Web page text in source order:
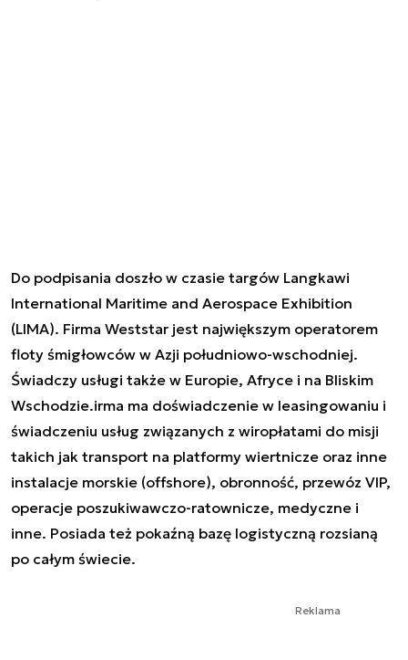
Do podpisania doszło w czasie targów Langkawi
International Maritime and Aerospace Exhibition
(LIMA). Firma Weststar jest największym operatorem
floty śmigłowców w Azji południowo-wschodniej.
Świadczy usługi także w Europie, Afryce i na Bliskim
Wschodzie.irma ma doświadczenie w leasingowaniu i
świadczeniu usług związanych z wiropłatami do misji
takich jak transport na platformy wiertnicze oraz inne
instalacje morskie (offshore), obronność, przewóz VIP,
operacje poszukiwawczo-ratownicze, medyczne i
inne. Posiada też pokaźną bazę logistyczną rozsianą
po całym świecie.
Reklama